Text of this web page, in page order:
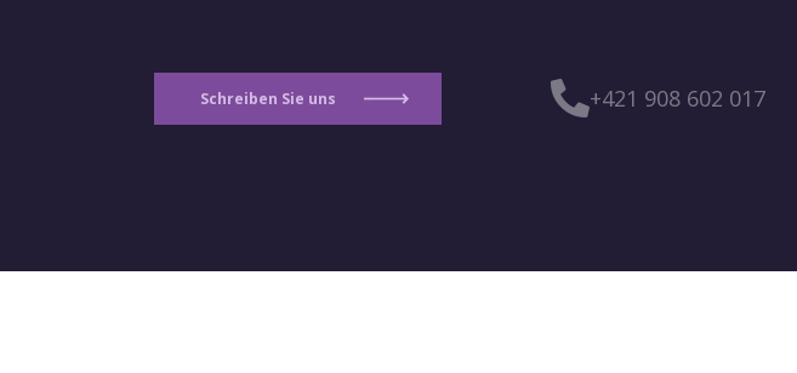
+421 908 602 017
Schreiben Sie uns